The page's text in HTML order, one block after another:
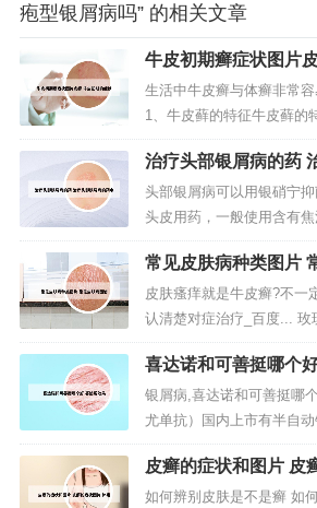
疱型银屑病吗” 的相关文章
牛皮初期癣症状图片
生活中牛皮癣与体癣非常
1、牛皮藓的特征牛皮藓的
色小点或斑状丘疹，有干
成褐色红色色斑块，边界
合。 鳞屑呈银色，逐渐变
但往往由自家足癣传染而对
汗或有手足癣等。皮疹有
治疗头部银屑病的药
水
头部银屑病可以用银硝宁
头皮用药，一般使用含有焦
磺类的洗液，也可以用擦
然也可以用糖皮质激素，但
你好，这种情况考虑是可
有什么副作用的。可以到医
洗剂、银硝宁洗剂或者二
常见皮肤病种类图片
皮肤瘙痒就是牛皮癣?不一
认清楚对症治疗_百度... 玫
的损害部位主要在患者四
长轴通常与皮纹的纹路是一
有一些鳞屑出现，鳞屑的
的。另一种则是皮肤本身的
疹、牛皮癣等皮肤病大多
喜达诺和可善挺哪个
银屑病,喜达诺和可善挺哪
尤单抗）国内上市有半自动
奇珠单抗）为自动针，自
性无疑更好，若在医院注射
使用拓咨（依奇珠单抗）
皮癣的症状和图片 皮
如何辨别皮肤是不是癣 如